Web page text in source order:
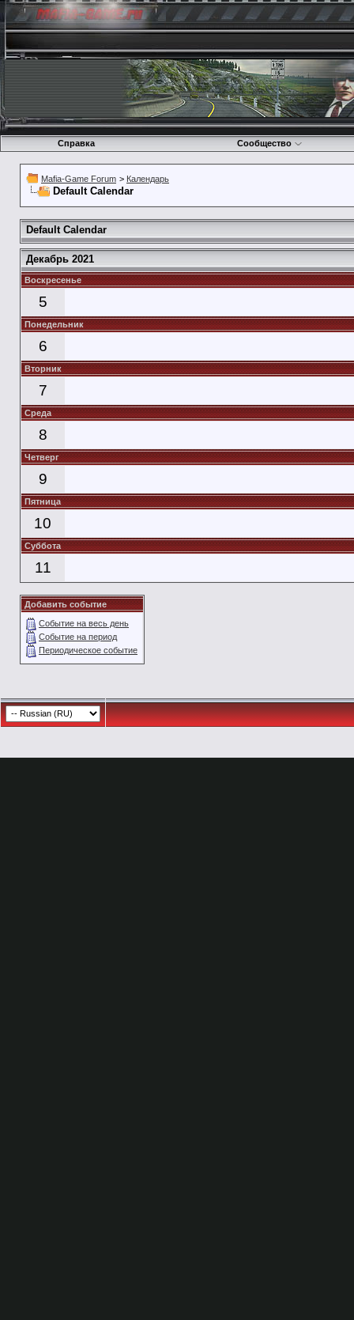
Справка Сообщество
Mafia-Game Forum > Календарь
Default Calendar
Default Calendar
Декабрь 2021
Воскресенье
5
Понедельник
6
Вторник
7
Среда
8
Четверг
9
Пятница
10
Суббота
11
Добавить событие
Событие на весь день
Событие на период
Периодическое событие